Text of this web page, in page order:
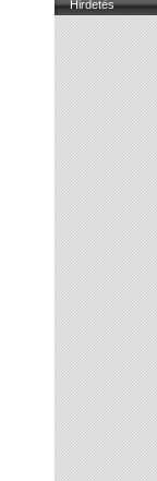
Hirdetés